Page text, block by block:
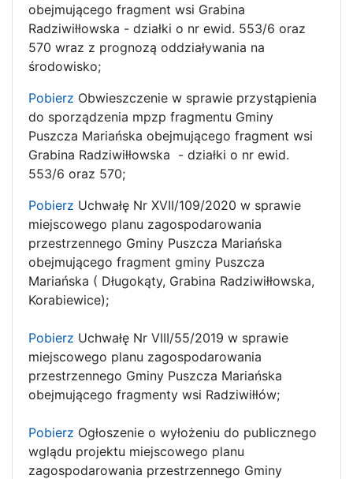
obejmującego fragment wsi Grabina
Radziwiłłowska - działki o nr ewid. 553/6 oraz
570 wraz z prognozą oddziaływania na
środowisko;
Pobierz Obwieszczenie w sprawie przystąpienia
do sporządzenia mpzp fragmentu Gminy
Puszcza Mariańska obejmującego fragment wsi
Grabina Radziwiłłowska - działki o nr ewid.
553/6 oraz 570;
Pobierz Uchwałę Nr XVII/109/2020 w sprawie
miejscowego planu zagospodarowania
przestrzennego Gminy Puszcza Mariańska
obejmującego fragment gminy Puszcza
Mariańska ( Długokąty, Grabina Radziwiłłowska,
Korabiewice);
Pobierz Uchwałę Nr VIII/55/2019 w sprawie
miejscowego planu zagospodarowania
przestrzennego Gminy Puszcza Mariańska
obejmującego fragmenty wsi Radziwiłłów;
Pobierz Ogłoszenie o wyłożeniu do publicznego
wglądu projektu miejscowego planu
zagospodarowania przestrzennego Gminy